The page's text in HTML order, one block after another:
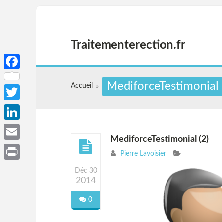
Traitementerection.fr
Accueil MediforceTestimonial
Déc 30
2014
0
MediforceTestimonial (2)
Pierre Lavoisier
Facebook
Twitter
LinkedIn
Email